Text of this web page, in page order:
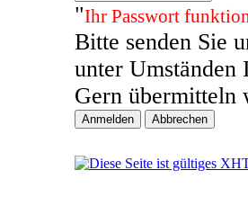
"Ihr Passwort
Bitte senden Sie
unter Umständen
Gern übermitteln